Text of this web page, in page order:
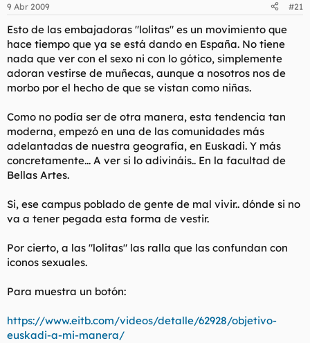
9 Abr 2009 #21
Esto de las embajadoras "lolitas" es un movimiento que
hace tiempo que ya se está dando en España. No tiene
nada que ver con el sexo ni con lo gótico, simplemente
adoran vestirse de muñecas, aunque a nosotros nos de
morbo por el hecho de que se vistan como niñas.
Como no podía ser de otra manera, esta tendencia tan
moderna, empezó en una de las comunidades más
adelantadas de nuestra geografía, en Euskadi. Y más
concretamente... A ver si lo adivináis.. En la facultad de
Bellas Artes.
Si, ese campus poblado de gente de mal vivir.. dónde si no
va a tener pegada esta forma de vestir.
Por cierto, a las "lolitas" las ralla que las confundan con
iconos sexuales.
Para muestra un botón:
https://www.eitb.com/videos/detalle/62928/objetivo-
euskadi-a-mi-manera/